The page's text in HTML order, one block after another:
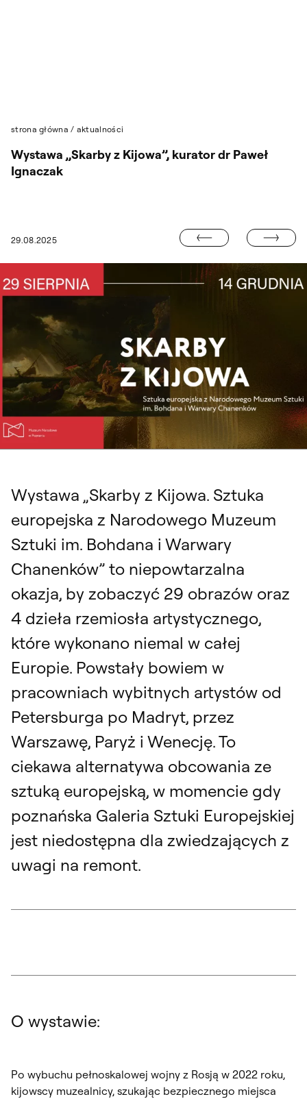
strona główna / aktualności
29.08.2025
Wystawa „Skarby z Kijowa”, kurator dr Paweł
Ignaczak
DUCKRABBITS UNVEILED W LONDYNIE
Wystawa „Skarby z Kijowa. Sztuka
europejska z Narodowego Muzeum
Sztuki im. Bohdana i Warwary
Chanenków” to niepowtarzalna
okazja, by zobaczyć 29 obrazów oraz
4 dzieła rzemiosła artystycznego,
które wykonano niemal w całej
Europie. Powstały bowiem w
pracowniach wybitnych artystów od
Petersburga po Madryt, przez
Warszawę, Paryż i Wenecję. To
ciekawa alternatywa obcowania ze
sztuką europejską, w momencie gdy
poznańska Galeria Sztuki Europejskiej
jest niedostępna dla zwiedzających z
uwagi na remont.
O wystawie:
Po wybuchu pełnoskalowej wojny z Rosją w 2022 roku,
kijowscy muzealnicy, szukając bezpiecznego miejsca